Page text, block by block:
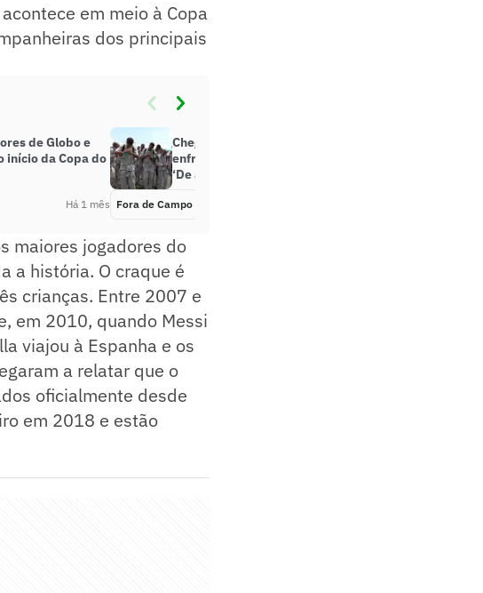
em meio à Copa
dos principais
de Globo e
início da Copa do
Há 1 mês
Chegada da África do Sul para
enfrentar o México chama atenção:
‘De arrepiar’
Fora de Campo
maiores jogadores do
a história. O craque é
crianças. Entre 2007 e
em 2010, quando Messi
viajou à Espanha e os
a relatar que o
oficialmente desde
em 2018 e estão